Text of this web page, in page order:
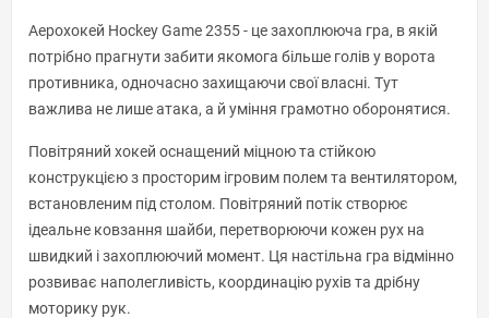
Аерохокей Hockey Game 2355 - це захоплююча гра, в якій
потрібно прагнути забити якомога більше голів у ворота
противника, одночасно захищаючи свої власні. Тут
важлива не лише атака, а й уміння грамотно оборонятися.
Повітряний хокей оснащений міцною та стійкою
конструкцією з просторим ігровим полем та вентилятором,
встановленим під столом. Повітряний потік створює
ідеальне ковзання шайби, перетворюючи кожен рух на
швидкий і захоплюючий момент. Ця настільна гра відмінно
розвиває наполегливість, координацію рухів та дрібну
моторику рук.